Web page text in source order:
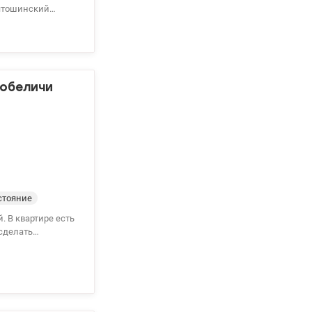
В квартире есть